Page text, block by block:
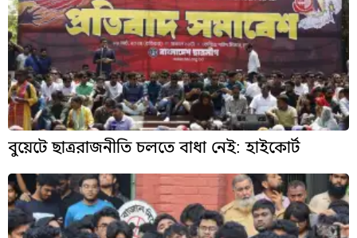
বুয়েটে ছাত্ররাজনীতি চলতে বাধা নেই: হাইকোর্ট